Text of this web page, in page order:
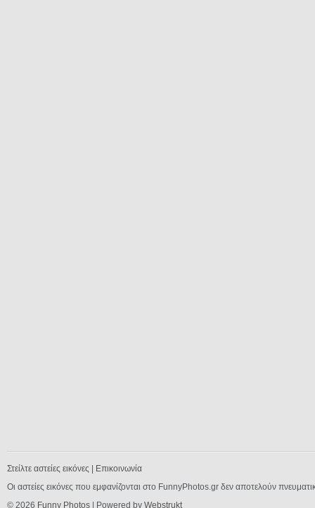
Στείλτε αστείες εικόνες
Επικοινωνία
Οι αστείες εικόνες που εμφανίζονται στο FunnyPhotos.gr δεν αποτελούν
© 2026 Funny Photos | Powered by Webstrukt